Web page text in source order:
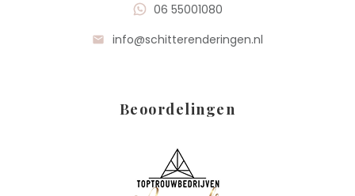
06 55001080
mail info@schitterenderingen.nl
Beoordelingen